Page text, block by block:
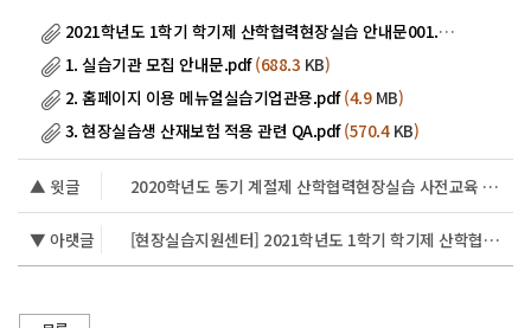
2021학년도 1학기 학기제 산학협력현장실습 안내문001.jpg
1. 실습기관 모집 안내문.pdf (688.3 KB)
2. 홈페이지 이용 메뉴얼실습기업관용.pdf (4.9 MB)
3. 현장실습생 산재보험 적용 관련 QA.pdf (570.4 KB)
▲ 윗글 2020학년도 동기 계절제 산학협력현장실습 사전교육 신청 및 구글 클래스룸 사전 등록 안내
▼ 아랫글 [현장실습지원센터] 2021학년도 1학기 학기제 산학협력현장실습 실습생 모집 안내